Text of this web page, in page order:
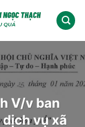
V/v ban
vụ xã